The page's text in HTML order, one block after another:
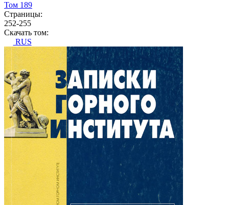
Том 189
Страницы:
252-255
Скачать том:
RUS